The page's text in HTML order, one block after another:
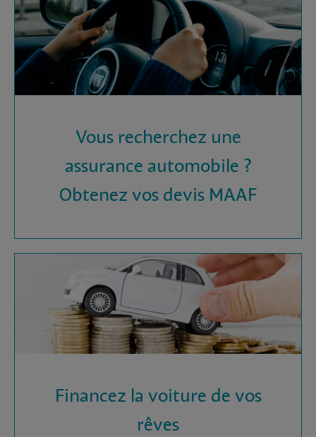
Vous recherchez une
assurance automobile ?
Obtenez vos devis MAAF
Financez la voiture de vos
rêves